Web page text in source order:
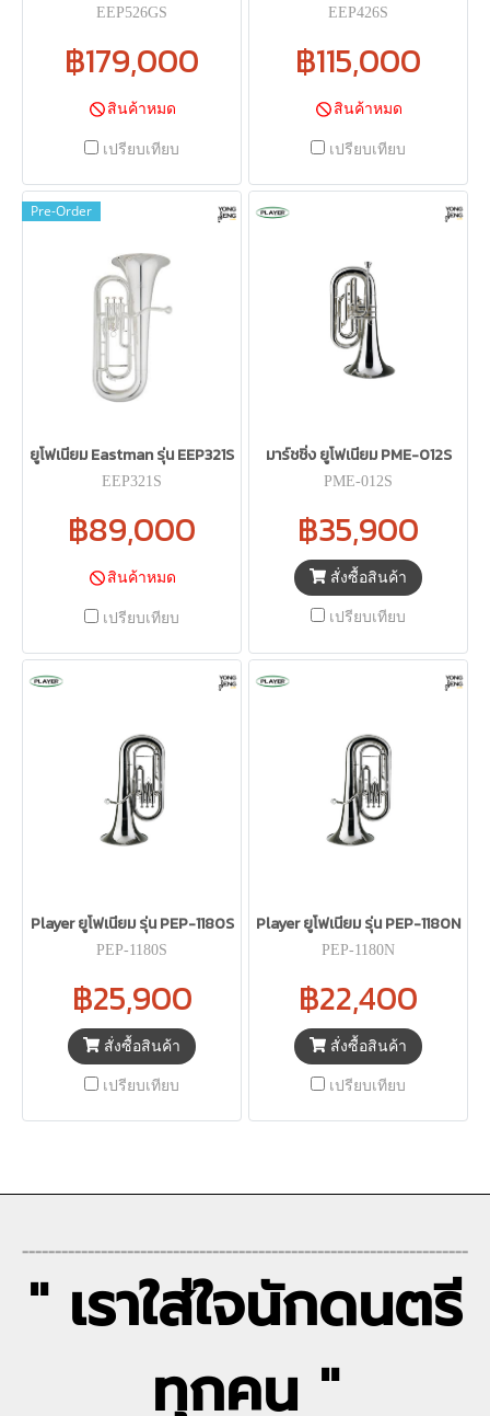
EEP526GS
฿179,000
สินค้าหมด
เปรียบเทียบ
EEP426S
฿115,000
สินค้าหมด
เปรียบเทียบ
Pre-Order
ยูโฟเนียม Eastman รุ่น EEP321S
EEP321S
฿89,000
สินค้าหมด
เปรียบเทียบ
มาร์ชชิ่ง ยูโฟเนียม PME-012S
PME-012S
฿35,900
สั่งซื้อสินค้า
เปรียบเทียบ
Player ยูโฟเนียม รุ่น PEP-1180S
PEP-1180S
฿25,900
สั่งซื้อสินค้า
เปรียบเทียบ
Player ยูโฟเนียม รุ่น PEP-1180N
PEP-1180N
฿22,400
สั่งซื้อสินค้า
เปรียบเทียบ
--------------------------------------------------------------------
" เราใส่ใจนักดนตรี
ทุกคน "